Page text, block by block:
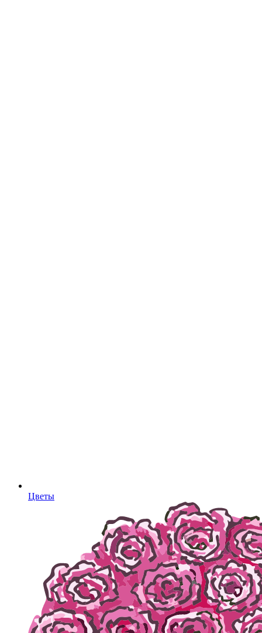
Цветы